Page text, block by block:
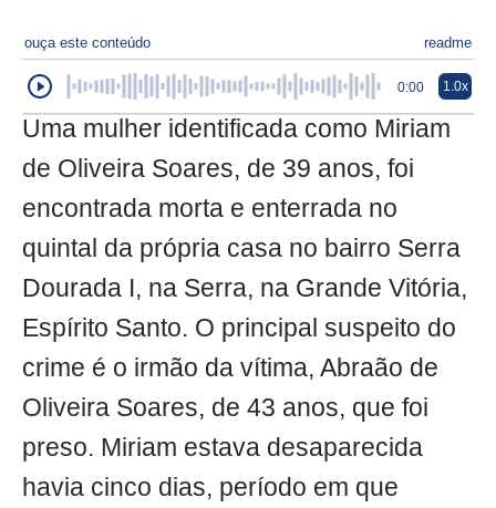
ouça este conteúdo readme
0:00 1.0x
Uma mulher identificada como Miriam
de Oliveira Soares, de 39 anos, foi
encontrada morta e enterrada no
quintal da própria casa no bairro Serra
Dourada I, na Serra, na Grande Vitória,
Espírito Santo. O principal suspeito do
crime é o irmão da vítima, Abraão de
Oliveira Soares, de 43 anos, que foi
preso. Miriam estava desaparecida
havia cinco dias, período em que